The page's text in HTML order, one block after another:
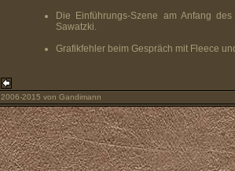
Die Einführungs-Szene am Anfang
Sawatzki.
Grafikfehler beim Gespräch mit Fleece
2006-2015 von Gandimann